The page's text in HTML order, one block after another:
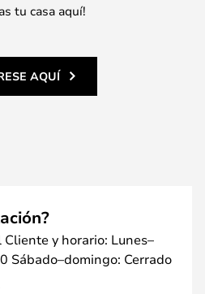
tu casa aquí!
AQUÍ
y horario: Lunes–
Sábado–domingo: Cerrado